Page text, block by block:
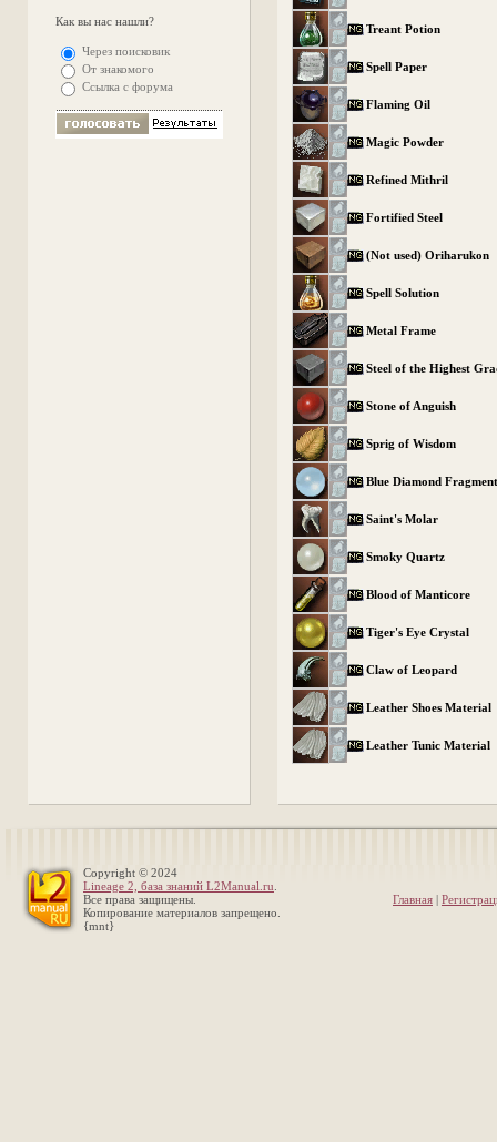
Как вы нас нашли?
Через поисковик
От знакомого
Ссылка с форума
Treant Potion
Spell Paper
Flaming Oil
Magic Powder
Refined Mithril
Fortified Steel
(Not used) Oriharukon
Spell Solution
Metal Frame
Steel of the Highest
Stone of Anguish
Sprig of Wisdom
Blue Diamond
Saint's Molar
Smoky Quartz
Blood of Manticore
Tiger's Eye Crystal
Claw of Leopard
Leather Shoes Material
Leather Tunic Material
Copyright © 2024
Lineage 2, база знаний L2Manual.ru
Все права защищены.
Копирование материалов запрещено.
{mnt}
Главная |